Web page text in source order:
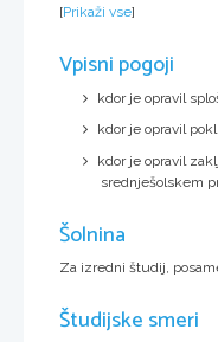
[Prikaži vse]
Vpisni pogoji
kdor je opravil
kdor je opravil
kdor je opravil
srednješolskem
Šolnina
Za izredni študij,
Študijske smeri